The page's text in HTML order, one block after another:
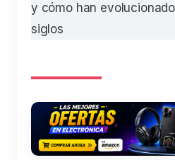
y cómo han
siglos